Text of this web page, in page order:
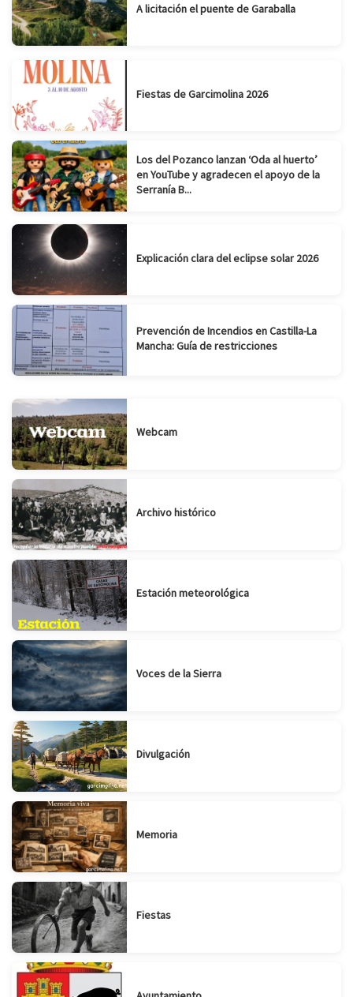
A licitación el puente de Garaballa
Fiestas de Garcimolina 2026
Los del Pozanco lanzan ‘Oda al huerto’
en YouTube y agradecen el apoyo de la
Serranía B...
Explicación clara del eclipse solar 2026
Prevención de Incendios en Castilla-La
Mancha: Guía de restricciones
Webcam
Archivo histórico
Estación meteorológica
Voces de la Sierra
Divulgación
Memoria
Fiestas